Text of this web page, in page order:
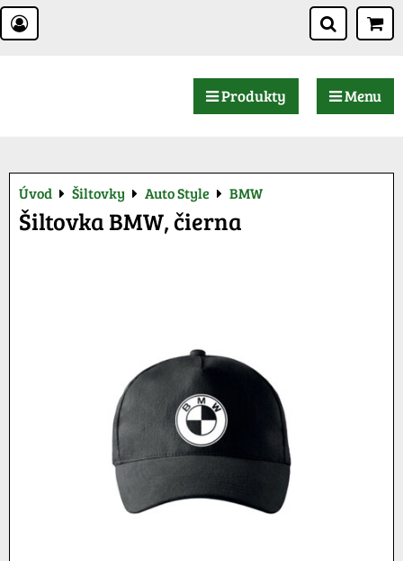
Produkty Menu
Úvod Šiltovky Auto Style BMW
Šiltovka BMW, čierna